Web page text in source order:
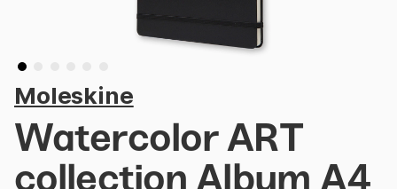
Moleskine
Watercolor ART
collection Album A4